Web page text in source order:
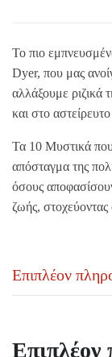
Το πιο
Dyer, που μας
αλλάξουμε ριζικά
και στο
Τα 10 Μυστικά που
απόσταγμα της
όσους
ζωής, στοχεύοντας
Επιπλέον
Επιπλέον